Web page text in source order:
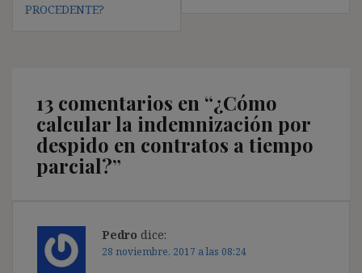
PROCEDENTE?
13 comentarios en “¿Cómo
calcular la indemnización por
despido en contratos a tiempo
parcial?”
Pedro dice:
28 noviembre, 2017 a las 08:24